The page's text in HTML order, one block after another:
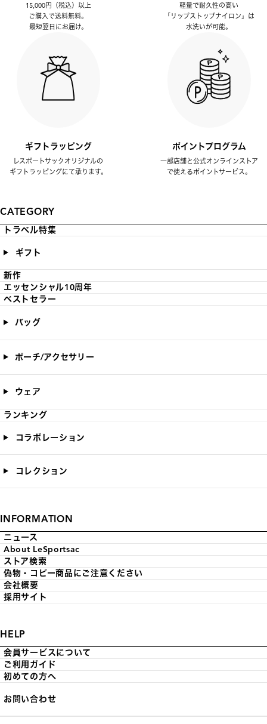
15,000円（税込）以上
ご購入で送料無料。
最短翌日にお届け。
軽量で耐久性の高い
「リップストップナイロン」は
水洗いが可能。
ギフトラッピング
レスポートサックオリジナルの
ギフトラッピングにて承ります。
ポイントプログラム
一部店舗と公式オンラインストア
で使えるポイントサービス。
CATEGORY
トラベル特集
ギフト
新作
エッセンシャル10周年
ベストセラー
バッグ
ポーチ/アクセサリー
ウェア
ランキング
コラボレーション
コレクション
INFORMATION
ニュース
About LeSportsac
ストア検索
偽物・コピー商品にご注意ください
会社概要
採用サイト
HELP
会員サービスについて
ご利用ガイド
初めての方へ
お問い合わせ